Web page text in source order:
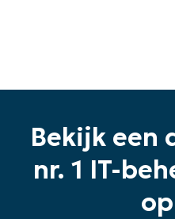
Bekijk een
nr. 1 IT-
Begin uw
Geen creditcard nodig,